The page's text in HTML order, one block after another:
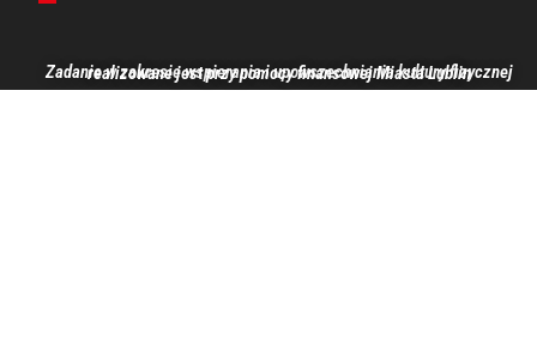
Zadanie w zakresie wspierania i upowszechniania kultury fizycznej realizowane jest przy pomocy finansowej Miasta Lublin